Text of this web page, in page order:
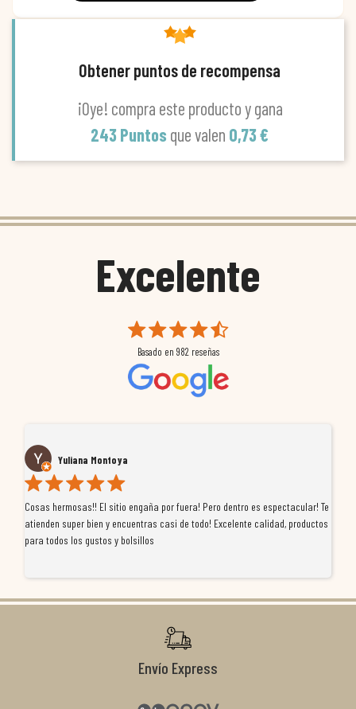
Obtener puntos de recompensa
¡Oye! compra este producto y gana
243 Puntos que valen 0,73 €
Excelente
Basado en 982 reseñas
Yuliana Montoya
Cosas hermosas!! El sitio engaña por fuera! Pero dentro es espectacular! Te
atienden super bien y encuentras casi de todo! Excelente calidad, productos
para todos los gustos y bolsillos
Envío Express